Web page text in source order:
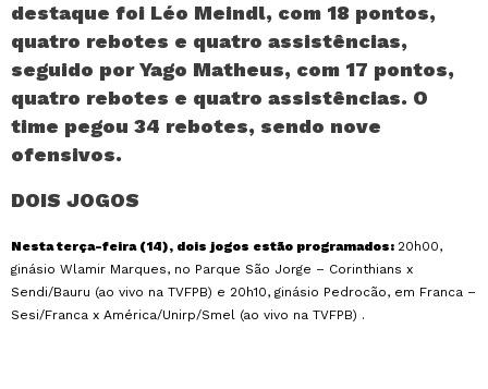
destaque foi Léo Meindl, com 18 pontos,
quatro rebotes e quatro assistências,
seguido por Yago Matheus, com 17 pontos,
quatro rebotes e quatro assistências. O
time pegou 34 rebotes, sendo nove
ofensivos.
DOIS JOGOS
Nesta terça-feira (14), dois jogos estão programados: 20h00,
ginásio Wlamir Marques, no Parque São Jorge – Corinthians x
Sendi/Bauru (ao vivo na TVFPB) e 20h10, ginásio Pedrocão, em Franca –
Sesi/Franca x América/Unirp/Smel (ao vivo na TVFPB) .